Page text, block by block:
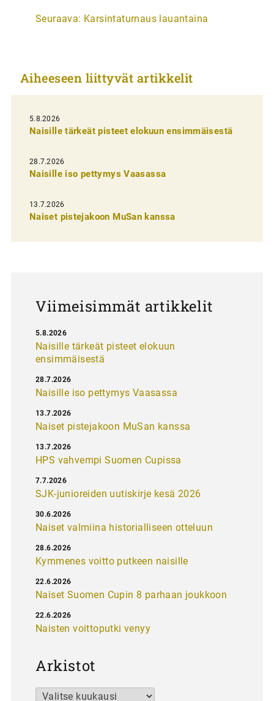
t
k
e
l
i
e
n
e
Seuraava: Karsintaturnaus lauantaina
Aiheeseen liittyvät artikkelit
5.8.2026
Naisille tärkeät pisteet elokuun ensimmäisestä
28.7.2026
Naisille iso pettymys Vaasassa
13.7.2026
Naiset pistejakoon MuSan kanssa
Viimeisimmät artikkelit
Naisille tärkeät pisteet elokuun
ensimmäisestä
5.8.2026
Naisille iso pettymys Vaasassa
28.7.2026
Naiset pistejakoon MuSan kanssa
13.7.2026
HPS vahvempi Suomen Cupissa
13.7.2026
SJK-junioreiden uutiskirje kesä 2026
7.7.2026
Naiset valmiina historialliseen otteluun
30.6.2026
Kymmenes voitto putkeen naisille
28.6.2026
Naiset Suomen Cupin 8 parhaan joukkoon
22.6.2026
Naisten voittoputki venyy
22.6.2026
Arkistot
Arkistot